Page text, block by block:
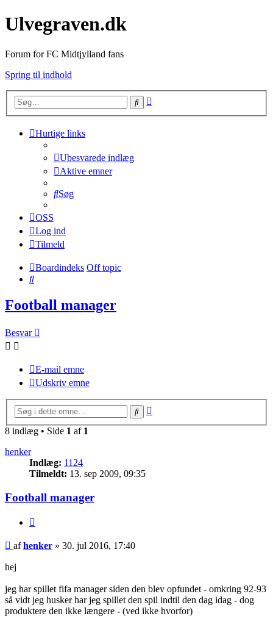
Ulvegraven.dk
Forum for FC Midtjylland fans
Spring til indhold
Søg
Hurtige links
Ubesvarede indlæg
Aktive emner
Søg
OSS
Log ind
Tilmeld
Boardindeks Off topic
Søg
Football manager
Besvar
E-mail emne
Udskriv emne
Søg
8 indlæg • Side 1 af 1
henker
Indlæg: 1124
Tilmeldt: 13. sep 2009, 09:35
Football manager
Indlæg
afhenker » 30. jul 2016, 17:40
hej
jeg har spillet fifa manager siden den blev opfundet - omkring 92-93
så vidt jeg husker har jeg spillet den spil indtil den dag idag - dog
produktere den ikke længere - (ved ikke hvorfor)